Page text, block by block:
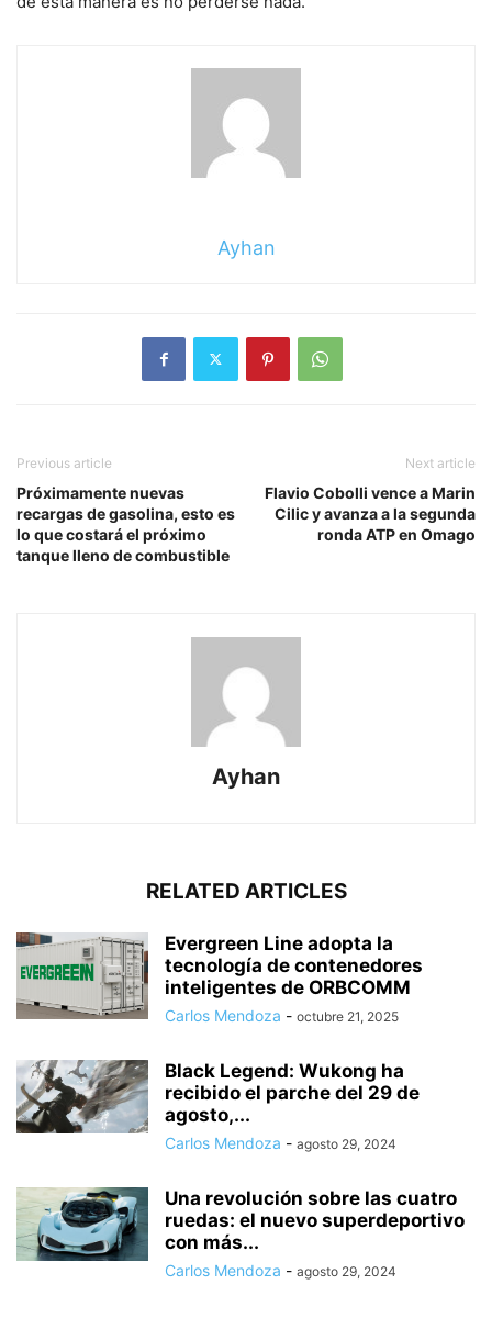
Ayhan
Previous article
Próximamente nuevas
recargas de gasolina, esto es
lo que costará el próximo
tanque lleno de combustible
Next article
Flavio Cobolli vence a Marin
Cilic y avanza a la segunda
ronda ATP en Omago
Ayhan
RELATED ARTICLES
Evergreen Line adopta la
tecnología de contenedores
inteligentes de ORBCOMM
Carlos Mendoza - octubre 21, 2025
Black Legend: Wukong ha
recibido el parche del 29 de
agosto,...
Carlos Mendoza - agosto 29, 2024
Una revolución sobre las cuatro
ruedas: el nuevo superdeportivo
con más...
Carlos Mendoza - agosto 29, 2024